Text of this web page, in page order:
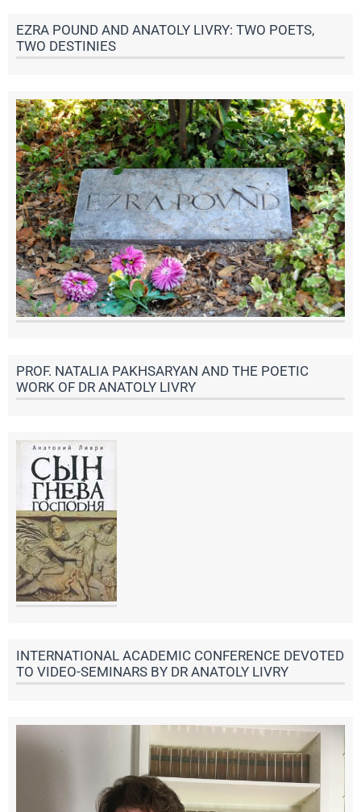
EZRA POUND AND ANATOLY LIVRY: TWO POETS,
TWO DESTINIES
PROF. NATALIA PAKHSARYAN AND THE POETIC
WORK OF DR ANATOLY LIVRY
INTERNATIONAL ACADEMIC CONFERENCE DEVOTED
TO VIDEO-SEMINARS BY DR ANATOLY LIVRY